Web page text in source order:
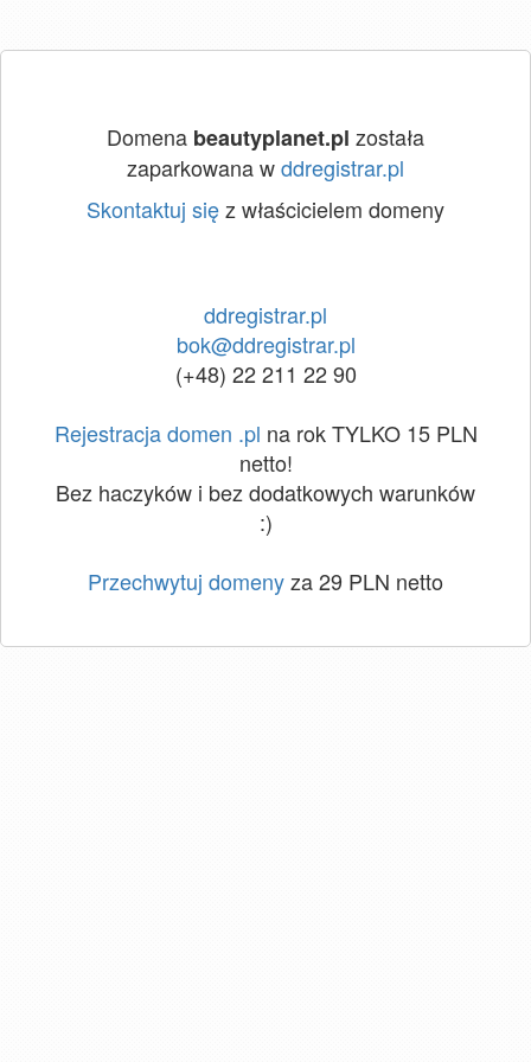
Domena beautyplanet.pl została
zaparkowana wddregistrar.pl
Skontaktuj sięz właścicielem domeny
ddregistrar.pl
bok@ddregistrar.pl
(+48) 22 211 22 90
Rejestracja domen .pl na rok TYLKO 15 PLN
netto!
Bez haczyków i bez dodatkowych warunków
:)
Przechwytuj domenyza 29 PLN netto